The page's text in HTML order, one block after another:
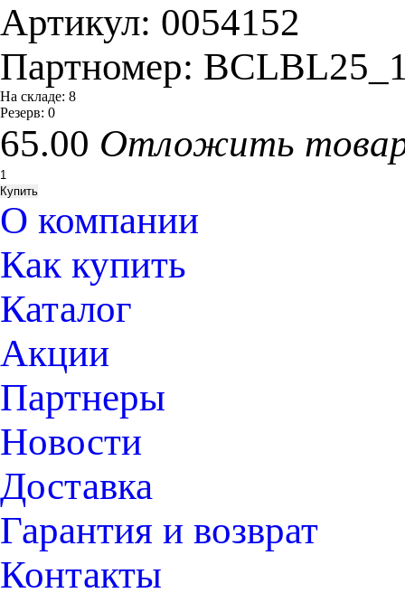
Артикул: 0054152
Партномер:
На складе: 8
Резерв: 0
65.00 Отложить
О компании
Как купить
Каталог
Акции
Партнеры
Новости
Доставка
Гарантия и возврат
Контакты